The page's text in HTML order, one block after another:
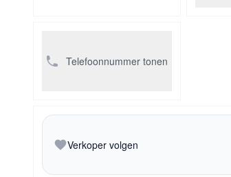
Telefoonnummer tonen
Verkoper volgen